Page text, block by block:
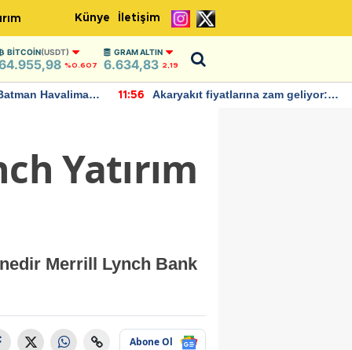
Künye İletişim
BITCOIN(USDT)
%0.607
GRAM ALTIN
6.634,83 2,19
Havalimanı
11:56
Akaryakıt fiyatlarına zam geliyor:
Yatırım
Merrill Lynch Bank
Abone Ol